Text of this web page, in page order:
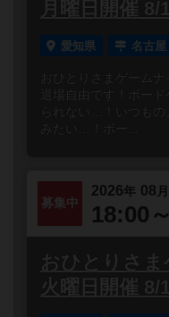
月曜日開催 8/
愛知県 名古屋
おひとりさまゲーム
退場自由です！ボー
られない…！いつもの
募集中
2026年 08 月
18:00
おひとりさ
火曜日開催 8/